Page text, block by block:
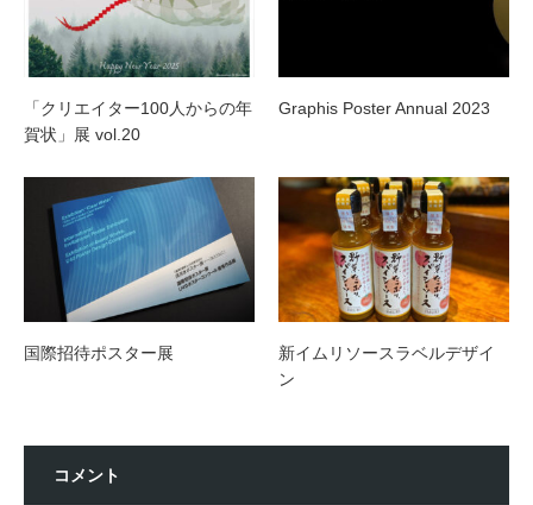
「クリエイター100人からの年
賀状」展 vol.20
Graphis Poster Annual 2023
国際招待ポスター展
新イムリソースラベルデザイ
ン
コメント